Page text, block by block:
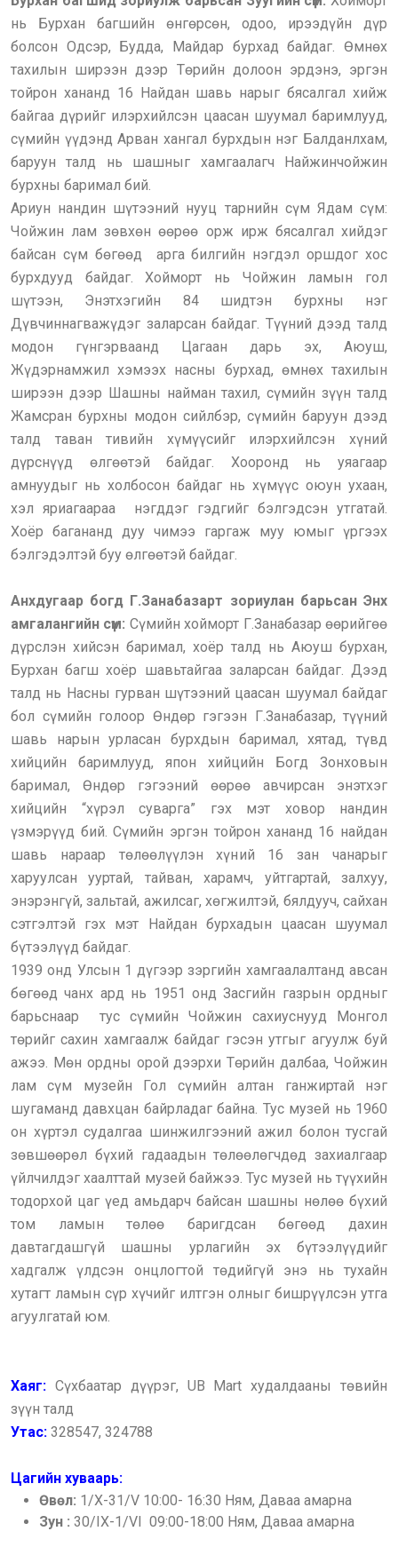
нь Бурхан багшийн өнгөрсөн, одоо, ирээдүйн дүр
болсон Одсэр, Будда, Майдар бурхад байдаг. Өмнөх
тахилын ширээн дээр Төрийн долоон эрдэнэ, эргэн
тойрон хананд 16 Найдан шавь нарыг бясалгал хийж
байгаа дүрийг илэрхийлсэн цаасан шуумал баримлууд,
сүмийн үүдэнд Арван хангал бурхдын нэг Балданлхам,
баруун талд нь шашныг хамгаалагч Найжинчойжин
бурхны баримал бий.
Ариун нандин шүтээний нууц тарнийн сүм Ядам сүм:
Чойжин лам зөвхөн өөрөө орж ирж бясалгал хийдэг
байсан сүм бөгөөд арга билгийн нэгдэл оршдог хос
бурхдууд байдаг. Хойморт нь Чойжин ламын гол
шүтээн, Энэтхэгийн 84 шидтэн бурхны нэг
Дүвчиннагважүдэг заларсан байдаг. Түүний дээд талд
модон гүнгэрваанд Цагаан дарь эх, Аюуш,
Жүдэрнамжил хэмээх насны бурхад, өмнөх тахилын
ширээн дээр Шашны найман тахил, сүмийн зүүн талд
Жамсран бурхны модон сийлбэр, сүмийн баруун дээд
талд таван тивийн хүмүүсийг илэрхийлсэн хүний
дүрснүүд өлгөөтэй байдаг. Хооронд нь уяагаар
амнуудыг нь холбосон байдаг нь хүмүүс оюун ухаан,
хэл яриагаараа нэгддэг гэдгийг бэлгэдсэн утгатай.
Хоёр багананд дуу чимээ гаргаж муу юмыг үргээх
бэлгэдэлтэй буу өлгөөтэй байдаг.
Анхдугаар богд Г.Занабазарт зориулан барьсан Энх
амгалангийн сүм: Сүмийн хойморт Г.Занабазар өөрийгөө
дүрслэн хийсэн баримал, хоёр талд нь Аюуш бурхан,
Бурхан багш хоёр шавьтайгаа заларсан байдаг. Дээд
талд нь Насны гурван шүтээний цаасан шуумал байдаг
бол сүмийн голоор Өндөр гэгээн Г.Занабазар, түүний
шавь нарын урласан бурхдын баримал, хятад, түвд
хийцийн баримлууд, япон хийцийн Богд Зонховын
баримал, Өндөр гэгээний өөрөө авчирсан энэтхэг
хийцийн “хүрэл суварга” гэх мэт ховор нандин
үзмэрүүд бий. Сүмийн эргэн тойрон хананд 16 найдан
шавь нараар төлөөлүүлэн хүний 16 зан чанарыг
харуулсан ууртай, тайван, харамч, уйтгартай, залхуу,
энэрэнгүй, зальтай, ажилсаг, хөгжилтэй, бялдууч, сайхан
сэтгэлтэй гэх мэт Найдан бурхадын цаасан шуумал
бүтээлүүд байдаг.
1939 онд Улсын 1 дүгээр зэргийн хамгаалалтанд авсан
бөгөөд чанх ард нь 1951 онд Засгийн газрын ордныг
барьснаар тус сүмийн Чойжин сахиуснууд Монгол
төрийг сахин хамгаалж байдаг гэсэн утгыг агуулж буй
ажээ. Мөн ордны орой дээрхи Төрийн далбаа, Чойжин
лам сүм музейн Гол сүмийн алтан ганжиртай нэг
шугаманд давхцан байрладаг байна. Тус музей нь 1960
он хүртэл судалгаа шинжилгээний ажил болон тусгай
зөвшөөрөл бүхий гадаадын төлөөлөгчдөд захиалгаар
үйлчилдэг хаалттай музей байжээ. Тус музей нь түүхийн
тодорхой цаг үед амьдарч байсан шашны нөлөө бүхий
том ламын төлөө баригдсан бөгөөд дахин
давтагдашгүй шашны урлагийн эх бүтээлүүдийг
хадгалж үлдсэн онцлогтой төдийгүй энэ нь тухайн
хутагт ламын сүр хүчийг илтгэн олныг бишрүүлсэн утга
агуулгатай юм.
Хаяг: Сүхбаатар дүүрэг, UB Mart худалдааны төвийн
зүүн талд
Утас: 328547, 324788
Цагийн хуваарь:
Өвөл: 1/X-31/V 10:00- 16:30 Ням, Даваа амарна
Зун : 30/IX-1/VI 09:00-18:00 Ням, Даваа амарна